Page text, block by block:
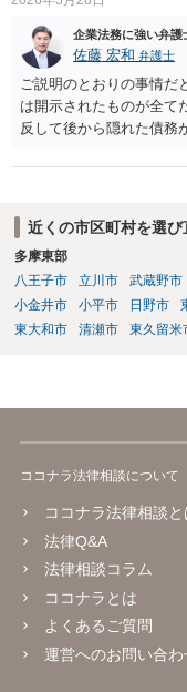
企業法務に強い弁護
佐藤 宏和 弁護士
ご説明のとおりの事情だ
は開示されたものが全て
反して後から隠れた債務
渡は成立しないでしょう
取ることになりますが、
約がない限り、争いが起
は、口座は法人名義のも
ば売却側に責任追及が来
するような相手であれば
近くの市区町村を選び
多摩東部
八王子市
立川市 武蔵野市
小金井市
小平市 日野市
東大和市
清瀬市 東久留米
ココナラ法律相談について
ココナラ法律相談と
法律Q&A
法律相談コラム
ココナラとは
よくあるご質問
運営へのお問い合わ